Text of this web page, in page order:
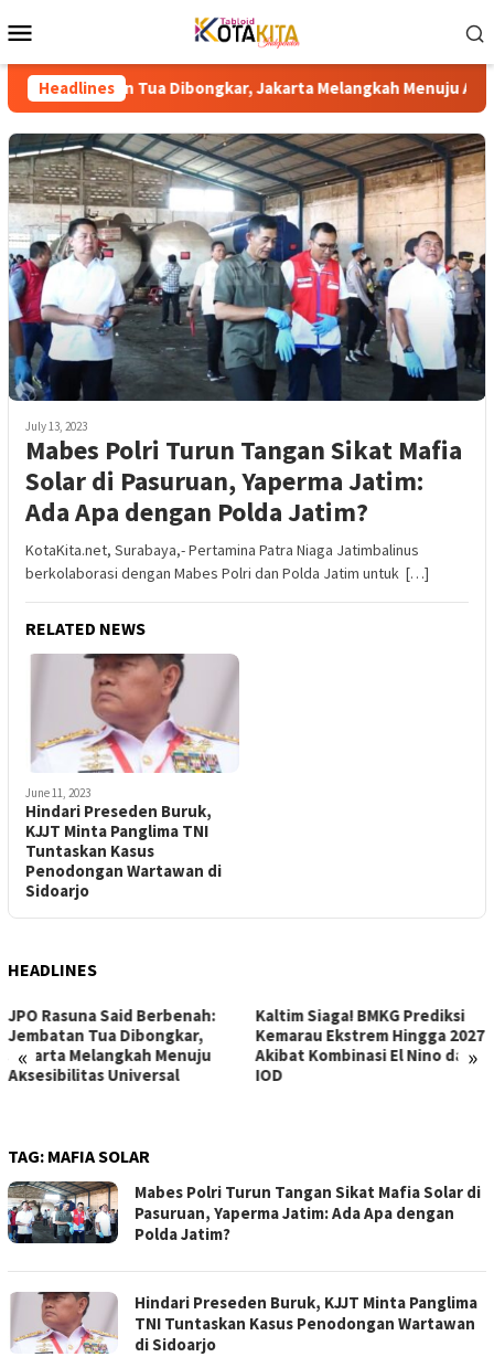
to
Menu
Headlines
Tua Dibongkar, Jakarta Melangkah Menuju Aksesibilitas
July 13, 2023
Mabes Polri Turun Tangan Sikat Mafia
Solar di Pasuruan, Yaperma Jatim:
Ada Apa dengan Polda Jatim?
KotaKita.net, Surabaya,- Pertamina Patra Niaga Jatimbalinus
berkolaborasi dengan Mabes Polri dan Polda Jatim untuk […]
RELATED NEWS
June 11, 2023
Hindari Preseden Buruk,
KJJT Minta Panglima TNI
Tuntaskan Kasus
Penodongan Wartawan di
Sidoarjo
HEADLINES
« »
Kaltim Siaga! BMKG Prediksi
Kemarau Ekstrem Hingga 2027
Akibat Kombinasi El Nino dan
IOD
Gelora Merah Putih di
Jantung Kepulauan Seribu:
Pulau Panggang dan Pramuka
Siap Rayakan HUT RI ke-81
TAG: MAFIA SOLAR
Mabes Polri Turun Tangan Sikat Mafia Solar di
Pasuruan, Yaperma Jatim: Ada Apa dengan
Polda Jatim?
Hindari Preseden Buruk, KJJT Minta Panglima
TNI Tuntaskan Kasus Penodongan Wartawan
di Sidoarjo